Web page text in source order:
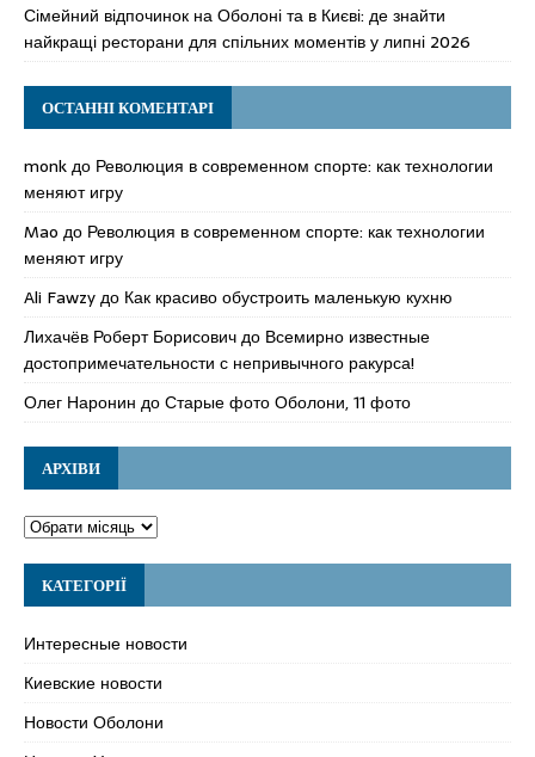
Сімейний відпочинок на Оболоні та в Києві: де знайти
найкращі ресторани для спільних моментів у липні 2026
ОСТАННІ КОМЕНТАРІ
monkдо Революция в современном спорте: как технологии
меняют игру
Mao до Революция в современном спорте: как технологии
меняют игру
Ali Fawzyдо Как красиво обустроить маленькую кухню
Лихачёв Роберт Борисовичдо Всемирно известные
достопримечательности с непривычного ракурса!
Олег Наронин доСтарые фото Оболони, 11 фото
АРХІВИ
КАТЕГОРІЇ
Интересные новости
Киевские новости
Новости Оболони